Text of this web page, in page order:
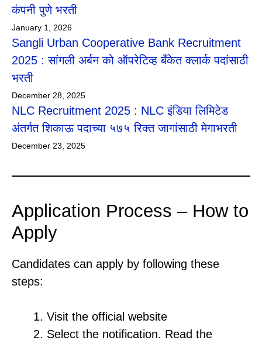
कंपनी पुणे भरती
January 1, 2026
Sangli Urban Cooperative Bank Recruitment
2025 : सांगली अर्बन को ऑपरेटिव्ह बँकेत क्लार्क पदांसाठी
भरती
December 28, 2025
NLC Recruitment 2025 : NLC इंडिया लिमिटेड
अंतर्गत शिकाऊ पदाच्या ५७५ रिक्त जागांसाठी मेगाभरती
December 23, 2025
Application Process – How to
Apply
Candidates can apply by following these
steps:
Visit the official website
Select the notification. Read the